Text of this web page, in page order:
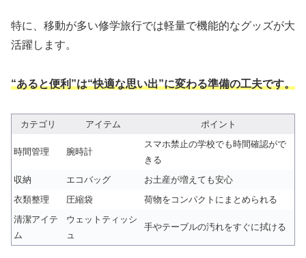
特に、移動が多い修学旅行では軽量で機能的なグッズが大
活躍します。
“あると便利”は“快適な思い出”に変わる準備の工夫です。
カテゴリ アイテム ポイント
時間管理 腕時計
スマホ禁止の学校でも時間確認がで
きる
収納
エコバッグ
お土産が増えても安心
衣類整理
圧縮袋
荷物をコンパクトにまとめられる
清潔アイテ
ム
ウェットティッシ
ュ
手やテーブルの汚れをすぐに拭ける